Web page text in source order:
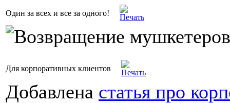
Один за всех и все за одного!
Для корпоративных клиентов
Добавлена статья про